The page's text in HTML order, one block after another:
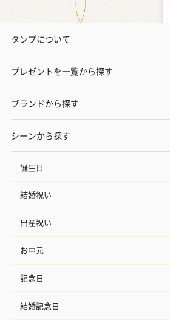
タンプについて
プレゼントを一覧から探す
ブランドから探す
シーンから探す
誕生日
結婚祝い
出産祝い
お中元
記念日
結婚記念日